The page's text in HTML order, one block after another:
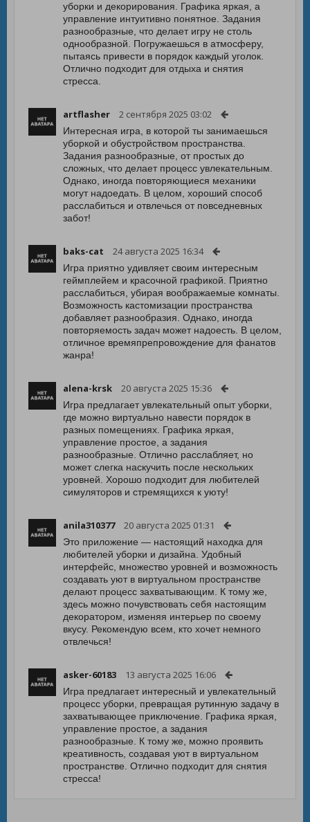
уборки и декорирования. Графика яркая, а
управление интуитивно понятное. Задания
разнообразные, что делает игру не столь
однообразной. Погружаешься в атмосферу,
пытаясь привести в порядок каждый уголок.
Отлично подходит для отдыха и снятия
стресса.
artflasher 2 сентября 2025 03:02
Интересная игра, в которой ты занимаешься
уборкой и обустройством пространства.
Задания разнообразные, от простых до
сложных, что делает процесс увлекательным.
Однако, иногда повторяющиеся механики
могут надоедать. В целом, хороший способ
расслабиться и отвлечься от повседневных
забот!
baks-cat 24 августа 2025 16:34
Игра приятно удивляет своим интересным
геймплейем и красочной графикой. Приятно
расслабиться, убирая воображаемые комнаты.
Возможность кастомизации пространства
добавляет разнообразия. Однако, иногда
повторяемость задач может надоесть. В целом,
отличное времяпрепровождение для фанатов
жанра!
alena-krsk 20 августа 2025 15:36
Игра предлагает увлекательный опыт уборки,
где можно виртуально навести порядок в
разных помещениях. Графика яркая,
управление простое, а задания
разнообразные. Отлично расслабляет, но
может слегка наскучить после нескольких
уровней. Хорошо подходит для любителей
симуляторов и стремящихся к уюту!
anila310377 20 августа 2025 01:31
Это приложение — настоящий находка для
любителей уборки и дизайна. Удобный
интерфейс, множество уровней и возможность
создавать уют в виртуальном пространстве
делают процесс захватывающим. К тому же,
здесь можно почувствовать себя настоящим
декоратором, изменяя интерьер по своему
вкусу. Рекомендую всем, кто хочет немного
отвлечься!
asker-60183 13 августа 2025 16:06
Игра предлагает интересный и увлекательный
процесс уборки, превращая рутинную задачу в
захватывающее приключение. Графика яркая,
управление простое, а задания
разнообразные. К тому же, можно проявить
креативность, создавая уют в виртуальном
пространстве. Отлично подходит для снятия
стресса!